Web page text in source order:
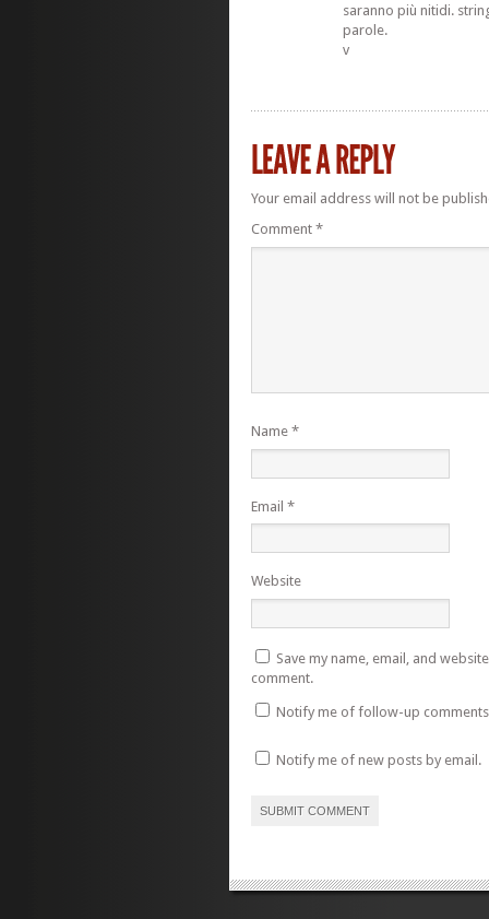
saranno più nitidi.
parole.
v
Your email address will not be
Comment *
Name *
Email *
Website
Save my name, email, and
comment.
Notify me of follow-up
Notify me of new posts by email.